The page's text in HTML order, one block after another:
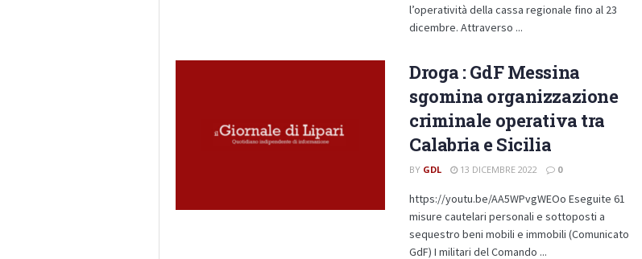
l’operatività della cassa regionale fino al 23
dicembre. Attraverso ...
Droga : GdF Messina
sgomina organizzazione
criminale operativa tra
Calabria e Sicilia
BY GDL 13 DICEMBRE 2022 0
https://youtu.be/AA5WPvgWEOo Eseguite 61
misure cautelari personali e sottoposti a
sequestro beni mobili e immobili (Comunicato
GdF) I militari del Comando ...